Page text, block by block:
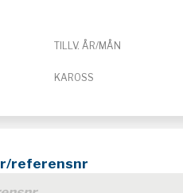
TILLV. ÅR/MÅN
KAROSS
referensnr